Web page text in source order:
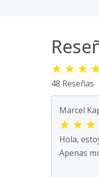
★ ★ ★
48 Reseñas
Marcel
★ ★ ★
Hola,
Apenas